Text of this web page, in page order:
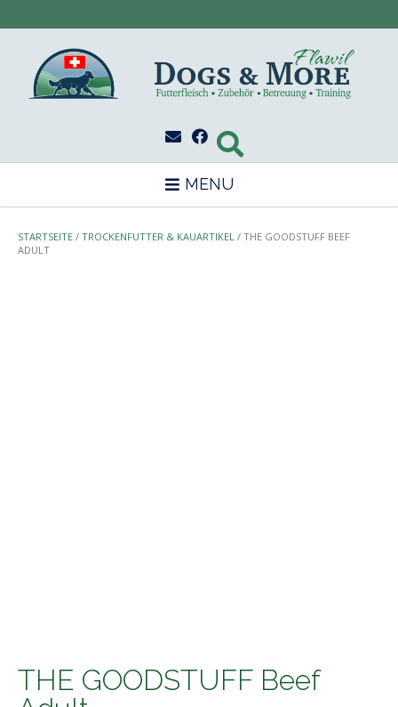
MENU
STARTSEITE / TROCKENFUTTER & KAUARTIKEL / THE GOODSTUFF BEEF
ADULT
THE GOODSTUFF Beef